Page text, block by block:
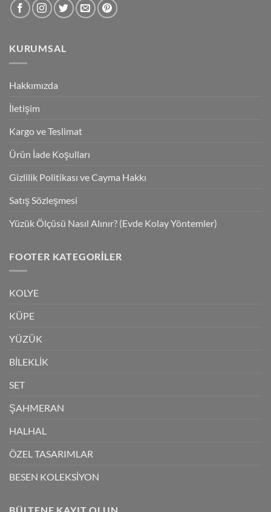
KURUMSAL
Hakkımızda
İletişim
Kargo ve Teslimat
Ürün İade Koşulları
Gizlilik Politikası ve Cayma Hakkı
Satış Sözleşmesi
Yüzük Ölçüsü Nasıl Alınır? (Evde Kolay Yöntemler)
FOOTER KATEGORILER
KOLYE
KÜPE
YÜZÜK
BİLEKLİK
SET
ŞAHMERAN
HALHAL
ÖZEL TASARIMLAR
BESEN KOLEKSİYON